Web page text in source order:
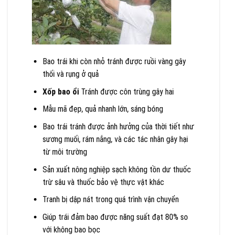
Bao trái khi còn nhỏ tránh được ruồi vàng gây
thối và rụng ở quả
Xốp bao ổi Tránh được côn trùng gây hai
Mẫu mã đẹp, quả nhanh lớn, sáng bóng
Bao trái tránh được ảnh hưởng của thời tiết như
sương muối, rám nắng, và các tác nhân gây hại
từ môi trường
Sản xuất nông nghiệp sạch không tồn dư thuốc
trừ sâu và thuốc bảo vệ thực vật khác
Tranh bị dập nát trong quá trình vận chuyển
Giúp trái đảm bao được năng suất đạt 80% so
với không bao bọc